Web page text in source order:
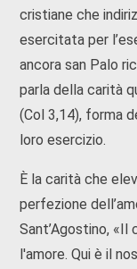
cristiane che
esercitata per
ancora san Palo
parla della carità
(Col 3,14), forma
loro esercizio.
È la carità che
perfezione
Sant’Agostino,
l'amore. Qui è il